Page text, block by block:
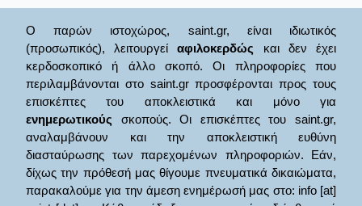
Ο παρών ιστοχώρος, saint.gr, είναι ιδιωτικός
(προσωπικός), λειτουργείαφιλοκερδώς και δεν έχει
κερδοσκοπικό ή άλλο σκοπό. Οι πληροφορίες που
περιλαμβάνονται στο saint.gr προσφέρονται προς τους
επισκέπτες του αποκλειστικά και μόνο για
ενημερωτικούς σκοπούς. Οι επισκέπτες του saint.gr,
αναλαμβάνουν και την αποκλειστική ευθύνη
διασταύρωσης των παρεχομένων πληροφοριών. Εάν,
δίχως την πρόθεσή μας θίγουμε πνευματικά δικαιώματα,
παρακαλούμε για την άμεση ενημέρωσή μας στο: info [at]